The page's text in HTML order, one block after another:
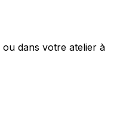
dans votre atelier à